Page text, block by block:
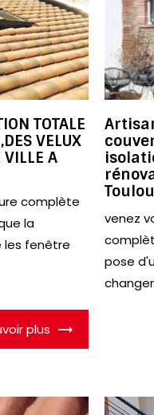
TOTALE
VELUX
VILLE A
complète
la
les fenêtre
plus
venez
pose